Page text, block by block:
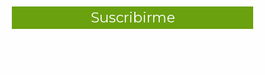
Suscribirme